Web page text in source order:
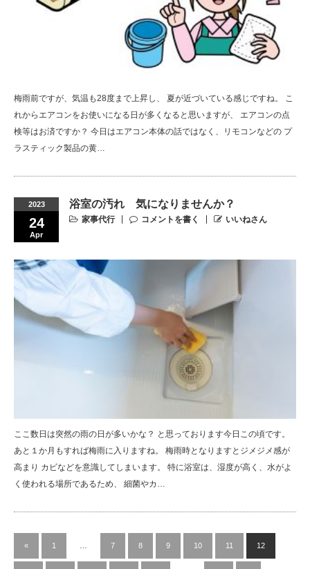
梅雨前ですが、気温も28度まで上昇し、 夏が近づいている感じですね。 こ
れからエアコンをお使いになる日が多くなると思いますが、 エアコンの点
検等はお済ですか？ 今日はエアコン本体の話ではなく、リモコンなどの プ
ラスティック製品の黄…
2023
24
Apr
浴室の汚れ 気になりませんか？
家事代行 コメントを書く いいねさん
ここ数日は突然の雨の日が多いかな？ と思っております今日この頃です。
あと１か月もすれば梅雨に入りますね。 梅雨時となりますとジメジメ感が
高まり カビなどを意識してしまいます。 特に浴室は、湿度が高く、水がよ
く使われる場所であるため、 細菌やカ…
« 1 7 8 9 10 11 12